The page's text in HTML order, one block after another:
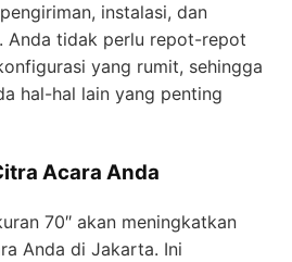
instalasi, dan
Anda tidak perlu repot-repot
yang rumit, sehingga
hal-hal lain yang penting
Acara Anda
70″ akan meningkatkan
Anda di Jakarta. Ini